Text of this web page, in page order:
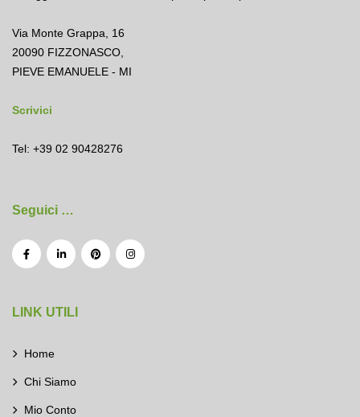
Via Monte Grappa, 16
20090 FIZZONASCO,
PIEVE EMANUELE - MI
Scrivici
Tel: +39 02 90428276
Seguici …
LINK UTILI
Home
Chi Siamo
Mio Conto